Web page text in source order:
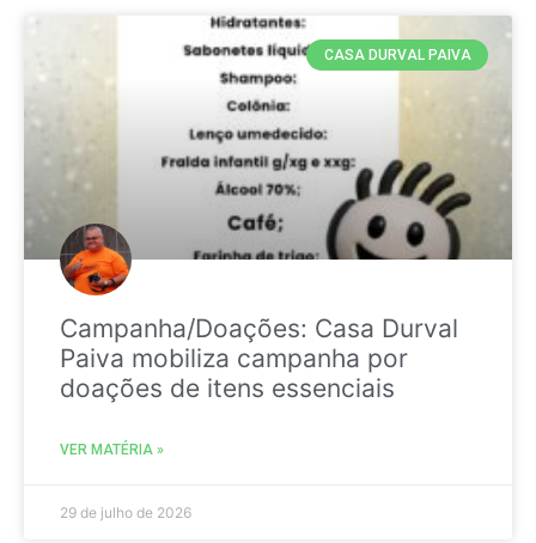
CASA DURVAL PAIVA
Campanha/Doações: Casa Durval
Paiva mobiliza campanha por
doações de itens essenciais
VER MATÉRIA »
29 de julho de 2026